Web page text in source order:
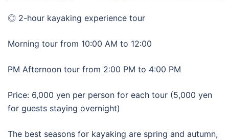
◎ 2-hour kayaking experience tour
Morning tour from 10:00 AM to 12:00
PM Afternoon tour from 2:00 PM to 4:00 PM
Price: 6,000 yen per person for each tour (5,000 yen
for guests staying overnight)
The best seasons for kayaking are spring and autumn,